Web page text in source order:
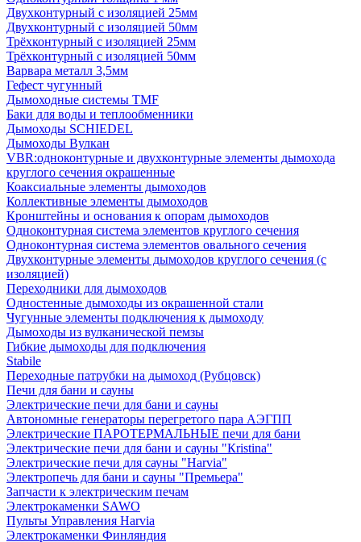
Двухконтурный с изоляцией 25мм
Двухконтурный с изоляцией 50мм
Трёхконтурный с изоляцией 25мм
Трёхконтурный с изоляцией 50мм
Варвара металл 3,5мм
Гефест чугунный
Дымоходные системы TMF
Баки для воды и теплообменники
Дымоходы SCHIEDEL
Дымоходы Вулкан
VBR:одноконтурные и двухконтурные элементы дымохода
круглого сечения окрашенные
Коаксиальные элементы дымоходов
Коллективные элементы дымоходов
Кронштейны и основания к опорам дымоходов
Одноконтурная система элементов круглого сечения
Одноконтурная система элементов овального сечения
Двухконтурные элементы дымоходов круглого сечения (с
изоляцией)
Переходники для дымоходов
Одностенные дымоходы из окрашенной стали
Чугунные элементы подключения к дымоходу
Дымоходы из вулканической пемзы
Гибкие дымоходы для подключения
Stabile
Переходные патрубки на дымоход (Рубцовск)
Печи для бани и сауны
Электрические печи для бани и сауны
Автономные генераторы перегретого пара АЭГПП
Электрические ПАРОТЕРМАЛЬНЫЕ печи для бани
Электрические печи для бани и сауны "Кristina"
Электрические печи для сауны "Harvia"
Электропечь для бани и сауны "Премьера"
Запчасти к электрическим печам
Электрокаменки SAWO
Пульты Управления Harvia
Электрокаменки Финляндия